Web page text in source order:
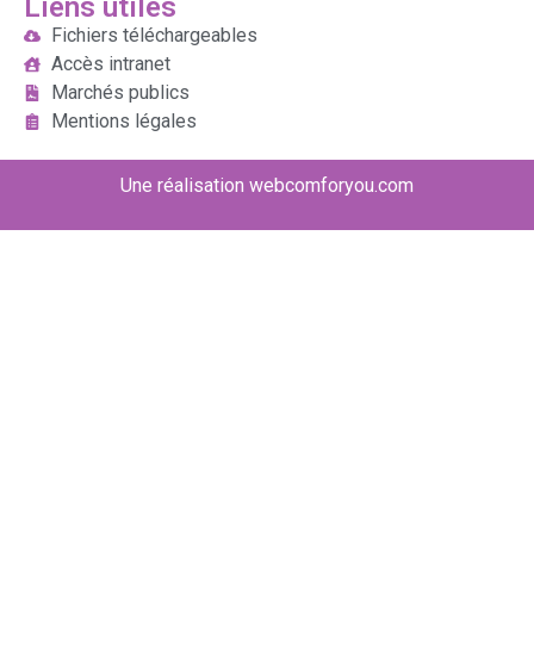
Liens utiles
Fichiers téléchargeables
Accès intranet
Marchés publics
Mentions légales
Une réalisation webcomforyou.com